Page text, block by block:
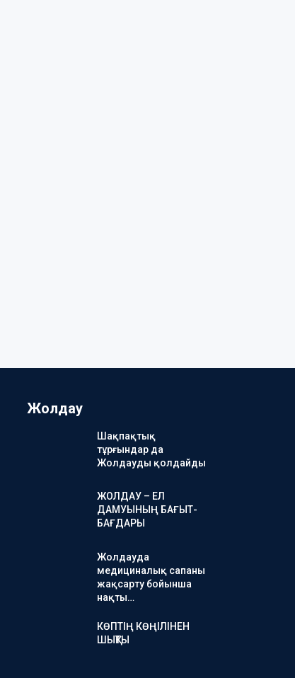
Жолдау
Шақпақтық
тұрғындар да
Жолдауды қолдайды
ЖОЛДАУ – ЕЛ
ДАМУЫНЫҢ БАҒЫТ-
БАҒДАРЫ
Жолдауда
медициналық сапаны
жақсарту бойынша
нақты…
КӨПТІҢ КӨҢІЛІНЕН
ШЫҚТЫ